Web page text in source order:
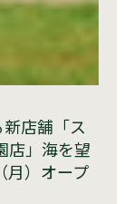
店舗「ス
店」海を望
月）オープ